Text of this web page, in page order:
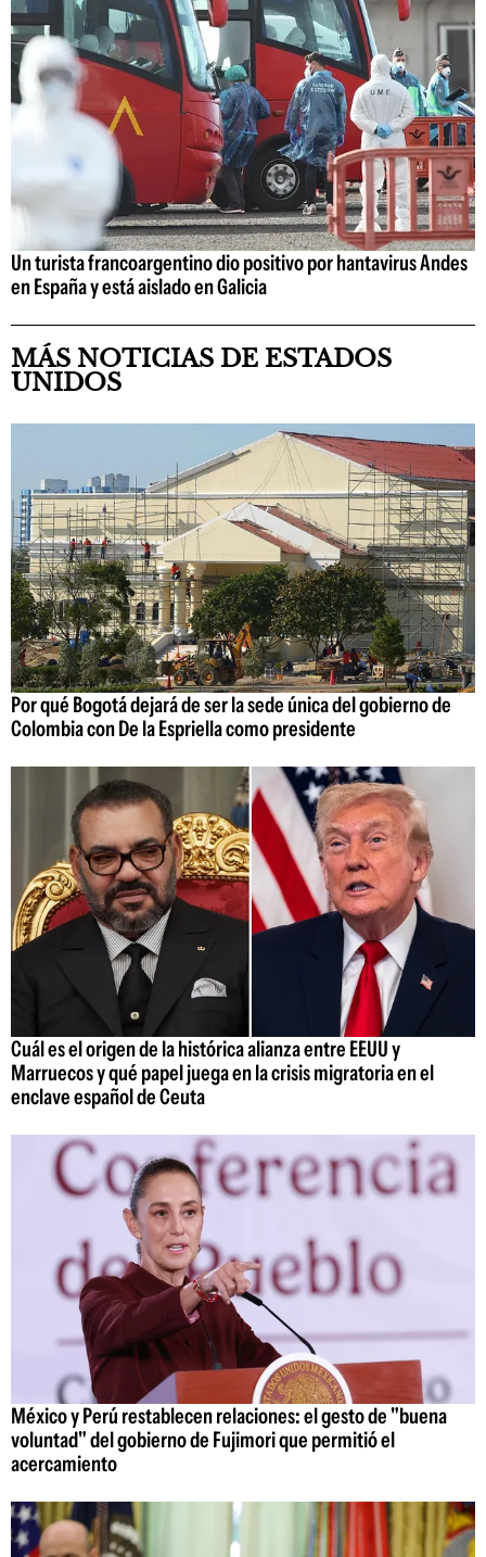
Un turista francoargentino dio positivo por hantavirus Andes
en España y está aislado en Galicia
MÁS NOTICIAS DE ESTADOS
UNIDOS
Por qué Bogotá dejará de ser la sede única del gobierno de
Colombia con De la Espriella como presidente
Cuál es el origen de la histórica alianza entre EEUU y
Marruecos y qué papel juega en la crisis migratoria en el
enclave español de Ceuta
México y Perú restablecen relaciones: el gesto de "buena
voluntad" del gobierno de Fujimori que permitió el
acercamiento